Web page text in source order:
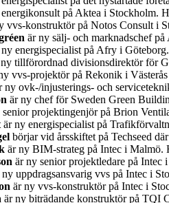
på Aktea i Stockholm.
vvs-konstruktör på Notos Consult i
är ny sälj- och marknadschef
energispecialist på Afry i
tillförordnad divisionsdirektör för
vvs-projektör på Rekonik i
ny ovk-/injusterings- och
är ny chef för Sweden Green
senior projektingenjör på Brion
är ny energispecialist på
börjar vid årsskiftet på Techseed
är ny BIM-strateg på Intec i Malmö.
är ny senior projektledare på
ny uppdragsansvarig vvs på Intec i
är ny vvs-konstruktör på Intec i
är ny biträdande konstruktör på TQI